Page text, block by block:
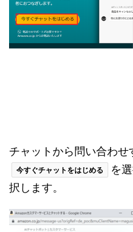
チャットから問い合わせ
今すぐチャットをはじめる を
択します。